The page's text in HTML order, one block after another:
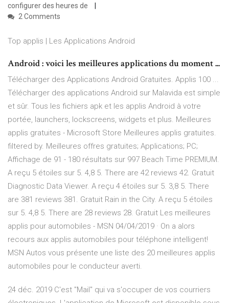
configurer des heures de
2 Comments
Top applis | Les Applications Android
Android : voici les meilleures applications du moment ...
Télécharger des Applications Android Gratuites. Applis 100 ...
Télécharger des applications Android sur Malavida est simple
et sûr. Tous les fichiers apk et les applis Android à votre
portée, launchers, lockscreens, widgets et plus. Meilleures
applis gratuites - Microsoft Store Meilleures applis gratuites.
filtered by. Meilleures offres gratuites; Applications; PC;
Affichage de 91 - 180 résultats sur 997 Beach Time PREMIUM.
A reçu 5 étoiles sur 5. 4,8 5. There are 42 reviews 42. Gratuit
Diagnostic Data Viewer. A reçu 4 étoiles sur 5. 3,8 5. There
are 381 reviews 381. Gratuit Rain in the City. A reçu 5 étoiles
sur 5. 4,8 5. There are 28 reviews 28. Gratuit Les meilleures
applis pour automobiles - MSN 04/04/2019 · On a alors
recours aux applis automobiles pour téléphone intelligent!
MSN Autos vous présente une liste des 20 meilleures applis
automobiles pour le conducteur averti.
24 déc. 2019 C'est "Mail" qui va s'occuper de vos courriers